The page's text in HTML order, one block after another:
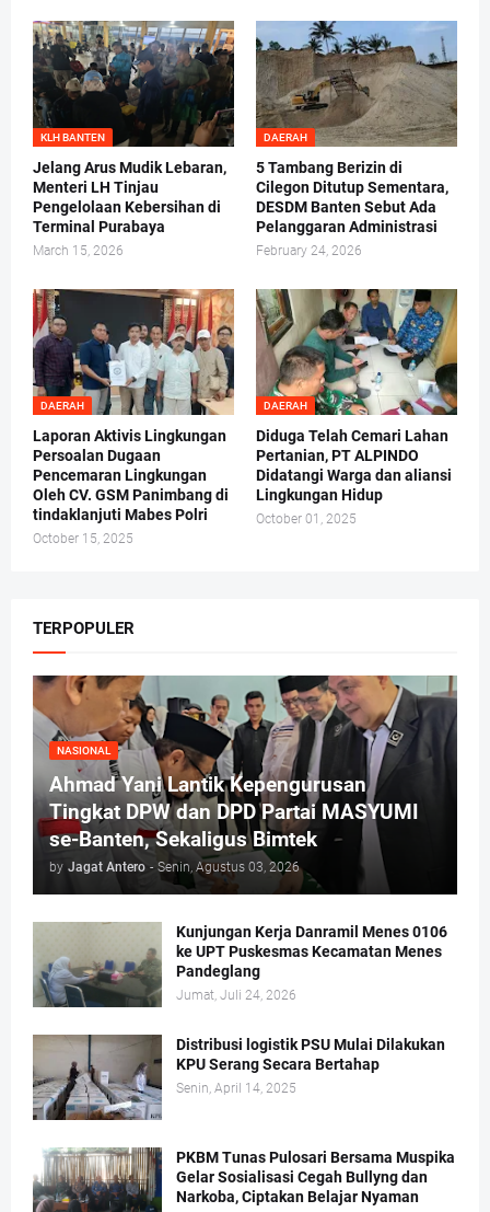
KLH BANTEN
Jelang Arus Mudik Lebaran,
Menteri LH Tinjau
Pengelolaan Kebersihan di
Terminal Purabaya
March 15, 2026
DAERAH
5 Tambang Berizin di
Cilegon Ditutup Sementara,
DESDM Banten Sebut Ada
Pelanggaran Administrasi
February 24, 2026
DAERAH
Laporan Aktivis Lingkungan
Persoalan Dugaan
Pencemaran Lingkungan
Oleh CV. GSM Panimbang di
tindaklanjuti Mabes Polri
October 15, 2025
DAERAH
Diduga Telah Cemari Lahan
Pertanian, PT ALPINDO
Didatangi Warga dan aliansi
Lingkungan Hidup
October 01, 2025
TERPOPULER
NASIONAL
Ahmad Yani Lantik Kepengurusan
Tingkat DPW dan DPD Partai MASYUMI
se-Banten, Sekaligus Bimtek
by Jagat Antero - Senin, Agustus 03, 2026
Kunjungan Kerja Danramil Menes 0106
ke UPT Puskesmas Kecamatan Menes
Pandeglang
Jumat, Juli 24, 2026
Distribusi logistik PSU Mulai Dilakukan
KPU Serang Secara Bertahap
Senin, April 14, 2025
PKBM Tunas Pulosari Bersama Muspika
Gelar Sosialisasi Cegah Bullyng dan
Narkoba, Ciptakan Belajar Nyaman